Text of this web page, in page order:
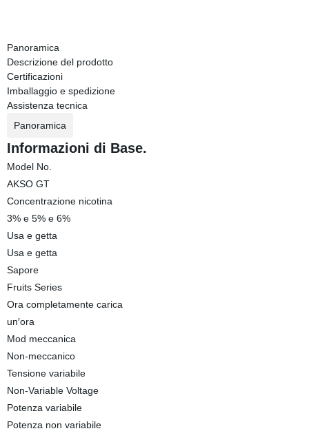
Panoramica
Descrizione del prodotto
Certificazioni
Imballaggio e spedizione
Assistenza tecnica
Panoramica
Informazioni di Base.
Model No.
AKSO GT
Concentrazione nicotina
3% e 5% e 6%
Usa e getta
Usa e getta
Sapore
Fruits Series
Ora completamente carica
un′ora
Mod meccanica
Non-meccanico
Tensione variabile
Non-Variable Voltage
Potenza variabile
Potenza non variabile